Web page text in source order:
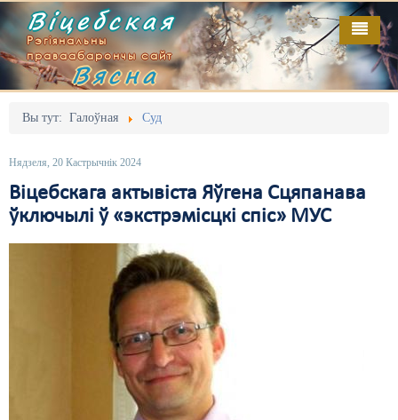
Віцебская
Рэгіянальны
праваабарончы сайт
Вясна
Вы тут: Галоўная Суд
Нядзеля, 20 Кастрычнік 2024
Віцебскага актывіста Яўгена Сцяпанава
ўключылі ў «экстрэмісцкі спіс» МУС
Галоўная
Адміністрацыйны перасьлед
Безбар'ернае асяродзьдзе
Выбары
Грамадзянскія ініцыятывы
Карная псыхіятрыя
Выданьні
Кантакт
Пра нас